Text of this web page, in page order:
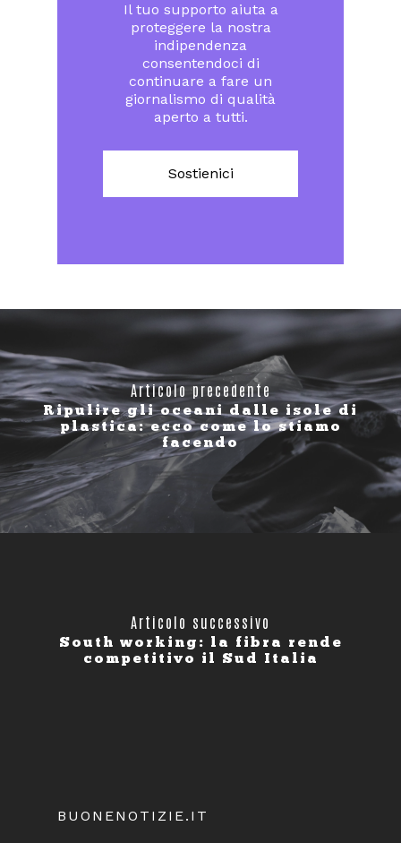
Il tuo supporto aiuta a
proteggere la nostra
indipendenza
consentendoci di
continuare a fare un
giornalismo di qualità
aperto a tutti.
Sostienici
Articolo precedente
Ripulire gli oceani dalle isole di
plastica: ecco come lo stiamo
facendo
Articolo successivo
South working: la fibra rende
competitivo il Sud Italia
BUONENOTIZIE.IT